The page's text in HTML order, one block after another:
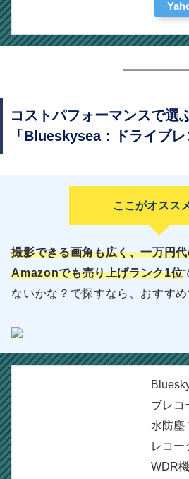
コストパフォーマンスで選
「 Blueskysea：ドライブレ
ここがオスス
撮影できる画角も広く、一万円
Amazonでも売り上げランク1位
ないかな？で探すなら、おすすめ
ブレコ
水防塵
レコー
WDR